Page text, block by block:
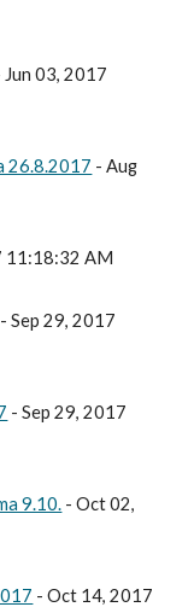
Jun 03, 2017
26.8.2017 - Aug
11:18:32 AM
- Sep 29, 2017
- Sep 29, 2017
9.10. - Oct 02,
- Oct 14, 2017